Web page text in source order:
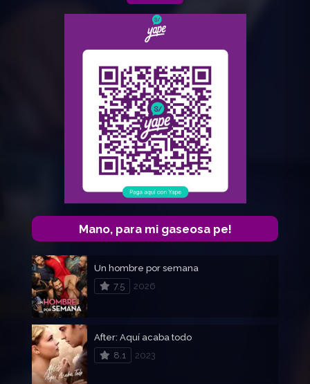
Mano, para mi gaseosa pe!
Un hombre por semana
7.5
2026
After: Aquí acaba todo
8.1
2023